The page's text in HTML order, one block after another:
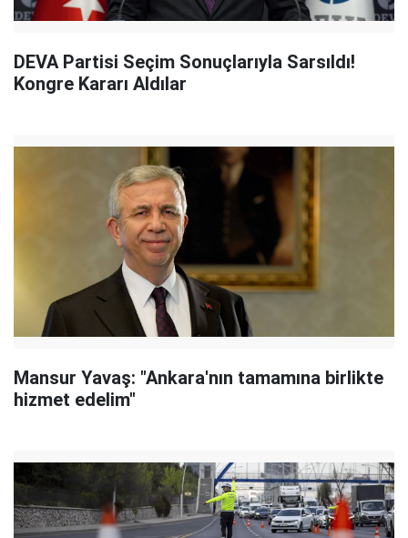
DEVA Partisi Seçim Sonuçlarıyla Sarsıldı!
Kongre Kararı Aldılar
Mansur Yavaş: "Ankara'nın tamamına birlikte
hizmet edelim"